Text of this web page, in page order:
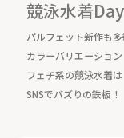
競泳水着Day
パルフェット新作も多
カラーバリエーション
フェチ系の競泳水着は
SNSでバズりの鉄板！